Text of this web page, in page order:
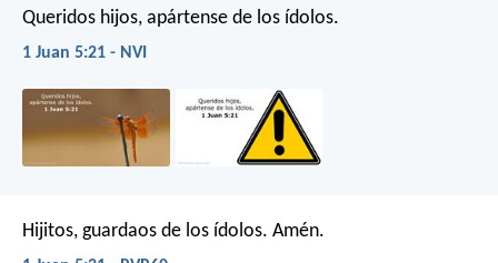
Queridos hijos, apártense de los ídolos.
1 Juan 5:21 - NVI
Hijitos, guardaos de los ídolos. Amén.